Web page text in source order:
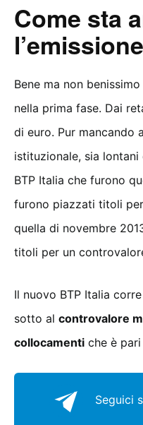
Come sta
Bene ma non
nella prima fase. Dai
di euro. Pur mancando
istituzionale, sia
BTP Italia che furono
furono piazzati titoli
quella di novembre
titoli per un
Il nuovo BTP Italia
sotto al controvalore
collocamenti che è
Seguici